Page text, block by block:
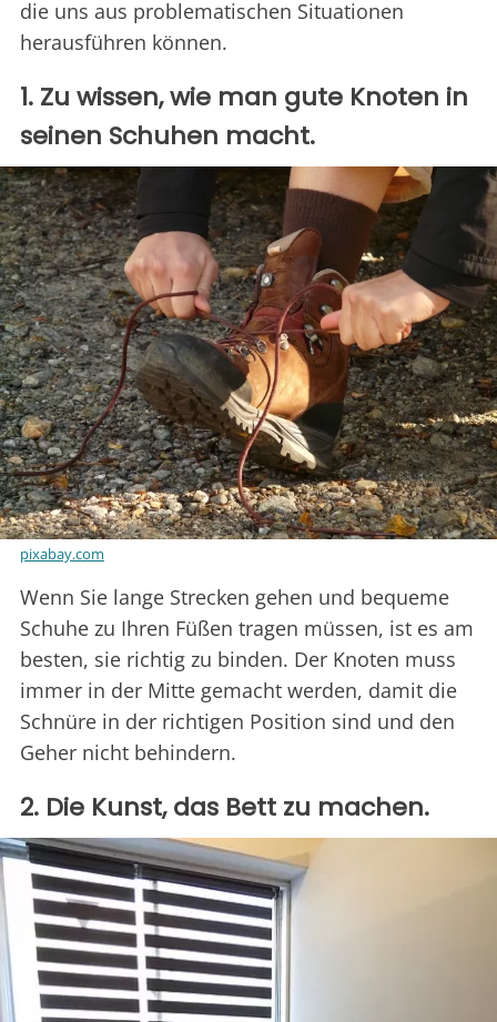
die uns aus problematischen Situationen
herausführen können.
1. Zu wissen, wie man gute Knoten in
seinen Schuhen macht.
pixabay.com
Wenn Sie lange Strecken gehen und bequeme
Schuhe zu Ihren Füßen tragen müssen, ist es am
besten, sie richtig zu binden. Der Knoten muss
immer in der Mitte gemacht werden, damit die
Schnüre in der richtigen Position sind und den
Geher nicht behindern.
2. Die Kunst, das Bett zu machen.